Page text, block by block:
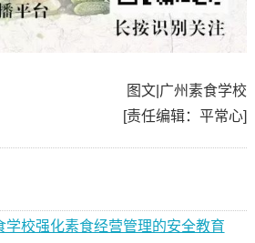
图文|广州素食学校
[责任编辑：平常心]
学校强化素食经营管理的安全教育